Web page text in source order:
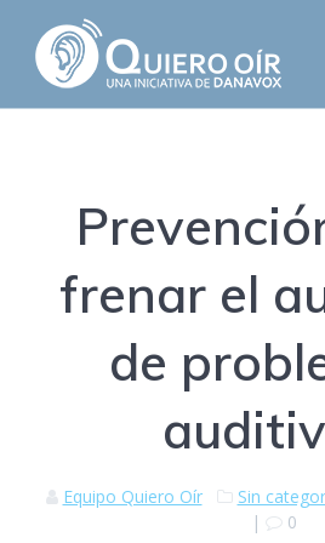
frenar el
de
Equipo Quiero Oír Sin
|
0